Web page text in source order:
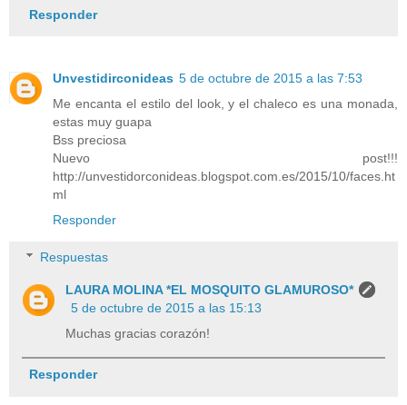
Responder
Unvestidirconideas 5 de octubre de 2015 a las 7:53
Me encanta el estilo del look, y el chaleco es una monada,
estas muy guapa
Bss preciosa
Nuevo post!!!
http://unvestidorconideas.blogspot.com.es/2015/10/faces.ht
ml
Responder
Respuestas
LAURA MOLINA *EL MOSQUITO GLAMUROSO*
5 de octubre de 2015 a las 15:13
Muchas gracias corazón!
Responder